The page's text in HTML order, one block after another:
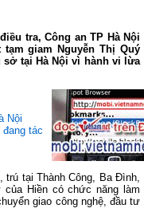
tra, Công an TP Hà Nội
giam Nguyễn Thị Quý
sở tại Hà Nội vì hành vi lừa
Nội
đang tác
trú tại Thành Công, Ba Đình,
của Hiền có chức năng làm
giao công nghệ, đầu tư